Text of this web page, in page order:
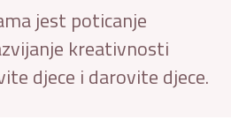
jest poticanje
kreativnosti
djece i darovite djece.